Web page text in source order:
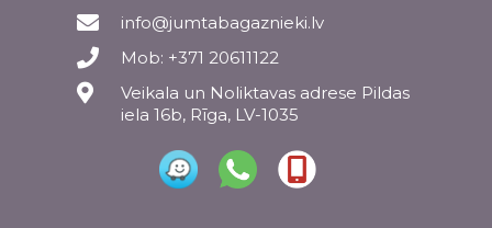
info@jumtabagaznieki.lv
Mob: +371 20611122
Veikala un Noliktavas adrese Pildas
iela 16b, Rīga, LV-1035